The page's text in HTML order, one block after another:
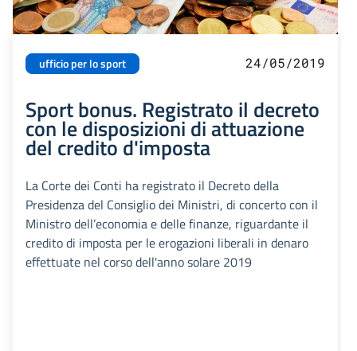
ufficio per lo sport 24/05/2019
Sport bonus. Registrato il decreto
con le disposizioni di attuazione
del credito d'imposta
La Corte dei Conti ha registrato il Decreto della
Presidenza del Consiglio dei Ministri, di concerto con il
Ministro dell’economia e delle finanze, riguardante il
credito di imposta per le erogazioni liberali in denaro
effettuate nel corso dell'anno solare 2019